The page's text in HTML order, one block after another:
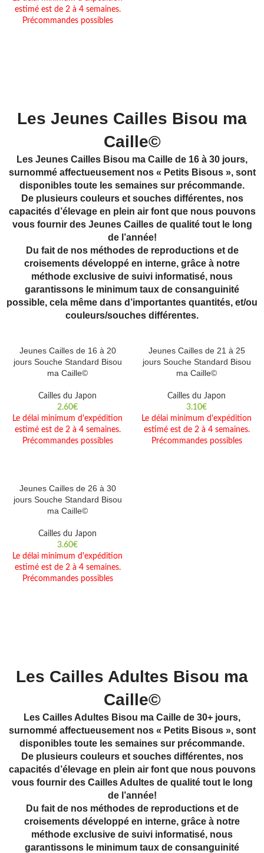
estimé est de 2 à 4 semaines.
Précommandes possibles
Les Jeunes Cailles Bisou ma
Caille©
Les Jeunes Cailles Bisou ma Caille de 16 à 30 jours,
surnommé affectueusement nos « Petits Bisous », sont
disponibles toute les semaines sur précommande.
De plusieurs couleurs et souches différentes, nos
capacités d’élevage en plein air font que nous pouvons
vous fournir des Jeunes Cailles de qualité tout le long
de l’année!
Du fait de nos méthodes de reproductions et de
croisements développé en interne, grâce à notre
méthode exclusive de suivi informatisé, nous
garantissons le minimum taux de consanguinité
possible, cela même dans d’importantes quantités, et/ou
couleurs/souches différentes.
Jeunes Cailles de 16 à 20
jours Souche Standard Bisou
ma Caille©
Cailles du Japon
2.60€
Le délai minimum d'expédition
estimé est de 2 à 4 semaines.
Précommandes possibles
Jeunes Cailles de 21 à 25
jours Souche Standard Bisou
ma Caille©
Cailles du Japon
3.10€
Le délai minimum d'expédition
estimé est de 2 à 4 semaines.
Précommandes possibles
Jeunes Cailles de 26 à 30
jours Souche Standard Bisou
ma Caille©
Cailles du Japon
3.60€
Le délai minimum d'expédition
estimé est de 2 à 4 semaines.
Précommandes possibles
Les Cailles Adultes Bisou ma
Caille©
Les Cailles Adultes Bisou ma Caille de 30+ jours,
surnommé affectueusement nos « Petits Bisous », sont
disponibles toute les semaines sur précommande.
De plusieurs couleurs et souches différentes, nos
capacités d’élevage en plein air font que nous pouvons
vous fournir des Cailles Adultes de qualité tout le long
de l’année!
Du fait de nos méthodes de reproductions et de
croisements développé en interne, grâce à notre
méthode exclusive de suivi informatisé, nous
garantissons le minimum taux de consanguinité